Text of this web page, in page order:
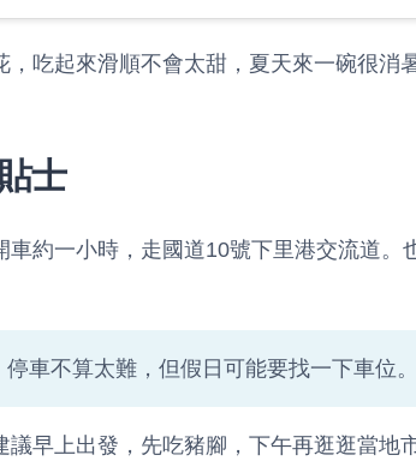
吃起來滑順不會太甜，夏天來一碗很消暑
士
車約一小時，走國道10號下里港交流道。
車不算太難，但假日可能要找一下車位。
議早上出發，先吃豬腳，下午再逛逛當地